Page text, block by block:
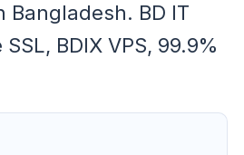
Bangladesh. BD IT
BDIX VPS, 99.9%